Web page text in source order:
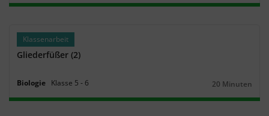
Klassenarbeit
Gliederfüßer (2)
Biologie Klasse 5 ‐ 6
Dauer:
20 Minuten